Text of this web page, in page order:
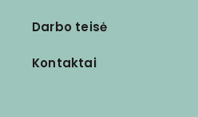
Darbo teisė
Kontaktai